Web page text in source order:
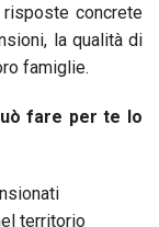
concrete
la qualità di
famiglie.
fare per te lo
territorio